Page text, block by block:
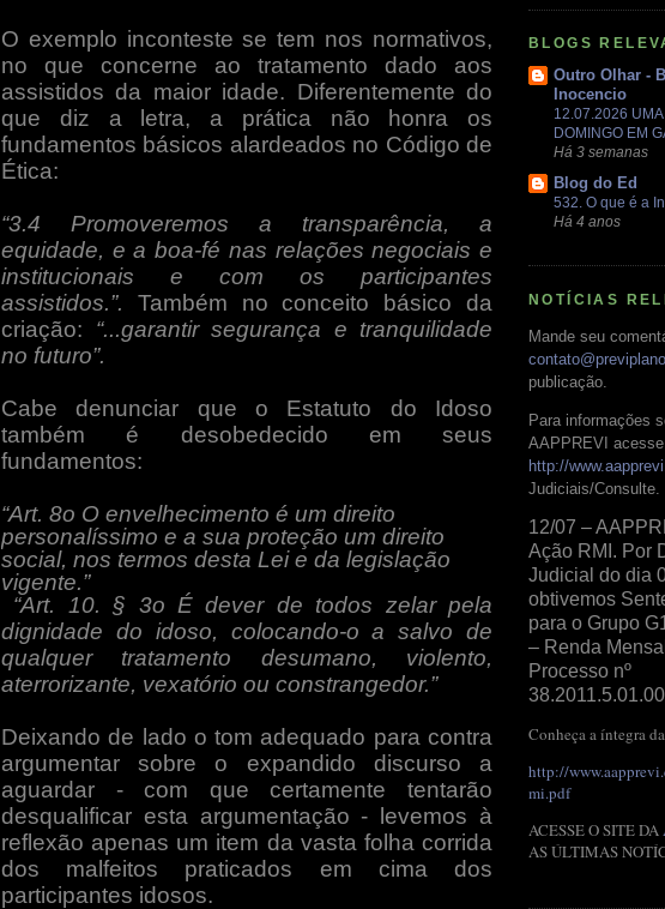
O exemplo inconteste se tem nos normativos,
no que concerne ao tratamento dado aos
assistidos da maior idade. Diferentemente do
que diz a letra, a prática não honra os
fundamentos básicos alardeados no Código de
Ética:
“3.4 Promoveremos a transparência, a
equidade, e a boa-fé nas relações negociais e
institucionais e com os participantes
assistidos.”. Também no conceito básico da
criação: “...garantir segurança e tranquilidade
no futuro”.
Cabe denunciar que o Estatuto do Idoso
também é desobedecido em seus
fundamentos:
“Art. 8o O envelhecimento é um direito
personalíssimo e a sua proteção um direito
social, nos termos desta Lei e da legislação
vigente.”
“Art. 10. § 3o É dever de todos zelar pela
dignidade do idoso, colocando-o a salvo de
qualquer tratamento desumano, violento,
aterrorizante, vexatório ou constrangedor.”
Deixando de lado o tom adequado para contra
argumentar sobre o expandido discurso a
aguardar - com que certamente tentarão
desqualificar esta argumentação - levemos à
reflexão apenas um item da vasta folha corrida
dos malfeitos praticados em cima dos
participantes idosos.
BLOGS
Outro Olhar -
Inocencio
12.07.2026
DOMINGO EM
Há 3 semanas
Blog do Ed
532. O que é a
Há 4 anos
NOTÍCIAS
Mande seu
publicação.
Para informações
AAPPREVI
http://
Judiciais/Consulte.
12/07 –
Ação RMI. Por
Judicial do dia
obtivemos
para o Grupo
– Renda
Processo nº
Conheça a íntegra
http://
mi.pdf
ACESSE O SITE DA
AS ÚLTIMAS